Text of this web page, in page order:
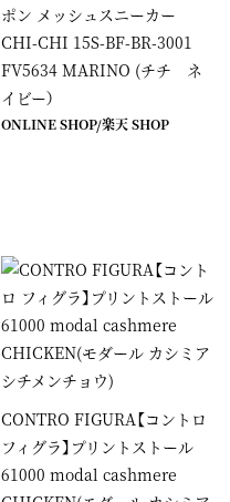
ポン メッシュスニーカー
CHI-CHI 15S-BF-BR-3001
FV5634 MARINO (チチ ネ
イビー）
ONLINE SHOP/楽天 SHOP
CONTRO FIGURA【コントロ
フィグラ】プリントストール
61000 modal cashmere